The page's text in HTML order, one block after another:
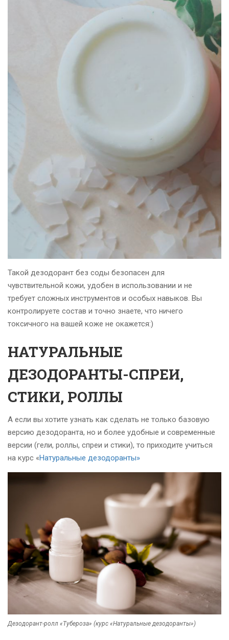
Такой дезодорант без соды безопасен для
чувствительной кожи, удобен в использовании и не
требует сложных инструментов и особых навыков. Вы
контролируете состав и точно знаете, что ничего
токсичного на вашей коже не окажется:)
НАТУРАЛЬНЫЕ
ДЕЗОДОРАНТЫ-СПРЕИ,
СТИКИ, РОЛЛЫ
А если вы хотите узнать как сделать не только базовую
версию дезодоранта, но и более удобные и современные
версии (гели, роллы, спреи и стики), то приходите учиться
на курс «Натуральные дезодоранты»
Дезодорант-ролл «Тубероза» (курс «Натуральные дезодоранты»)